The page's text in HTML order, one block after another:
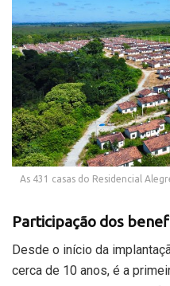
As 431 casas do Residencial
Participação dos
Desde o início da
cerca de 10 anos, é a